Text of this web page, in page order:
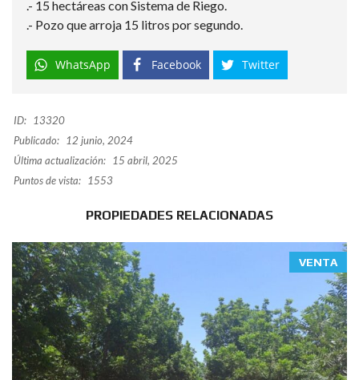
.- 15 hectáreas con Sistema de Riego.
.- Pozo que arroja 15 litros por segundo.
WhatsApp Facebook Twitter
ID:
13320
Publicado:
12 junio, 2024
Última actualización:
15 abril, 2025
Puntos de vista:
1553
PROPIEDADES RELACIONADAS
VENTA